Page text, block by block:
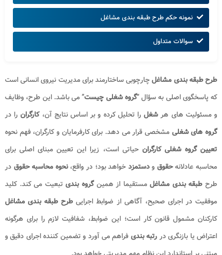
نمونه حکم طرح طبقه بندی مشاغل
سوالات متداول
طرح طبقه بندی مشاغلچارچوبی ساختارمند برای مدیریت نیروی انسانی است
که پاسخگوی اصلی به سؤال “گروه شغلی چیست” می باشد. این طرح، وظایف
و مسئولیت های هر شغل را تحلیل کرده و بر اساس نتایج آن،کارگران را در
گروه های شغلی مشخصی قرار می دهد. برای کارفرمایان و کارگران، فهم نحوه
تعیین گروه شغلی کارگران حیاتی است، زیرا این تعیین مبنای اصلی برای
محاسبه عادلانهحقوق ودستمزد خواهد بود؛ در واقع،نحوه محاسبه حقوق در
طرح طبقه بندی مشاغلمستقیما از همینگروه بندیتبعیت می کند. کلید
موفقیت در اجرای صحیح، آگاهی از ضوابط اجرایی طرح طبقه بندی مشاغل
کارکنان مشمول قانون کار است؛ این ضوابط، شفافیت لازم را برای هرگونه
اعتراض یا بازنگری در رتبه بندی فراهم می آورد و تضمین کننده اجرای دقیق و